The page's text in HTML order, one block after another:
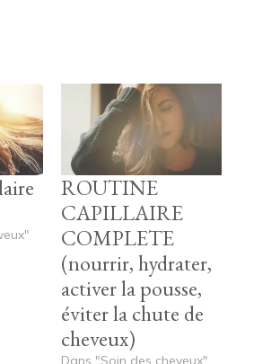
ROUTINE
CAPILLAIRE
COMPLETE
(nourrir, hydrater,
activer la pousse,
éviter la chute de
cheveux)
Dans "Soin des cheveux"